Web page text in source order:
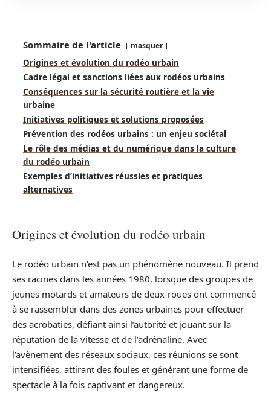
Sommaire de l'article masquer
Origines et évolution du rodéo urbain
Cadre légal et sanctions liées aux rodéos urbains
Conséquences sur la sécurité routière et la vie
urbaine
Initiatives politiques et solutions proposées
Prévention des rodéos urbains : un enjeu sociétal
Le rôle des médias et du numérique dans la culture
du rodéo urbain
Exemples d’initiatives réussies et pratiques
alternatives
Origines et évolution du rodéo urbain
Le rodéo urbain n’est pas un phénomène nouveau. Il prend
ses racines dans les années 1980, lorsque des groupes de
jeunes motards et amateurs de deux-roues ont commencé
à se rassembler dans des zones urbaines pour effectuer
des acrobaties, défiant ainsi l’autorité et jouant sur la
réputation de la vitesse et de l’adrénaline. Avec
l’avènement des réseaux sociaux, ces réunions se sont
intensifiées, attirant des foules et générant une forme de
spectacle à la fois captivant et dangereux.